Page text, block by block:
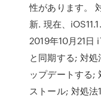
性があります。
新. 現在、
2019年10月21日
と同期する; 対
ップデートする;
ストール; 対処法